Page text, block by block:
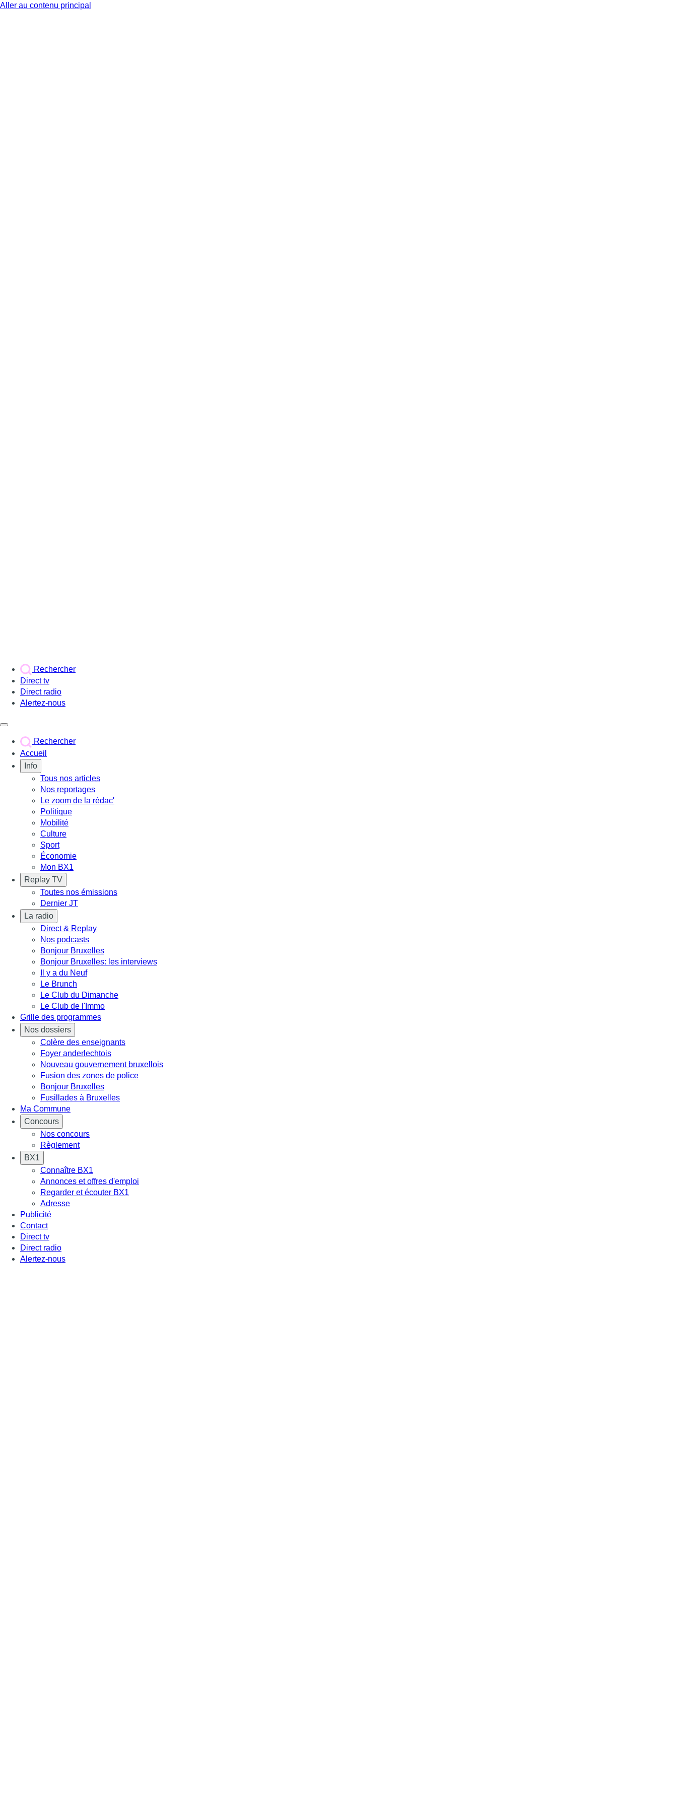
Aller au contenu principal
Rechercher
Direct tv
Direct radio
Alertez-nous
Rechercher
Accueil
Info
Tous nos articles
Nos reportages
Le zoom de la rédac'
Politique
Mobilité
Culture
Sport
Économie
Mon BX1
Replay TV
Toutes nos émissions
Dernier JT
La radio
Direct & Replay
Nos podcasts
Bonjour Bruxelles
Bonjour Bruxelles: les interviews
Il y a du Neuf
Le Brunch
Le Club du Dimanche
Le Club de l'Immo
Grille des programmes
Nos dossiers
Colère des enseignants
Foyer anderlechtois
Nouveau gouvernement bruxellois
Fusion des zones de police
Bonjour Bruxelles
Fusillades à Bruxelles
Ma Commune
Concours
Nos concours
Règlement
BX1
Connaître BX1
Annonces et offres d'emploi
Regarder et écouter BX1
Adresse
Publicité
Contact
Direct tv
Direct radio
Alertez-nous